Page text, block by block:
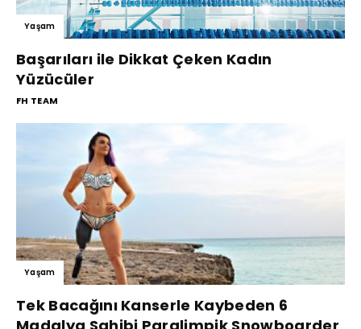
Yaşam
Başarıları ile Dikkat Çeken Kadın
Yüzücüler
FH TEAM
Yaşam
Tek Bacağını Kanserle Kaybeden 6